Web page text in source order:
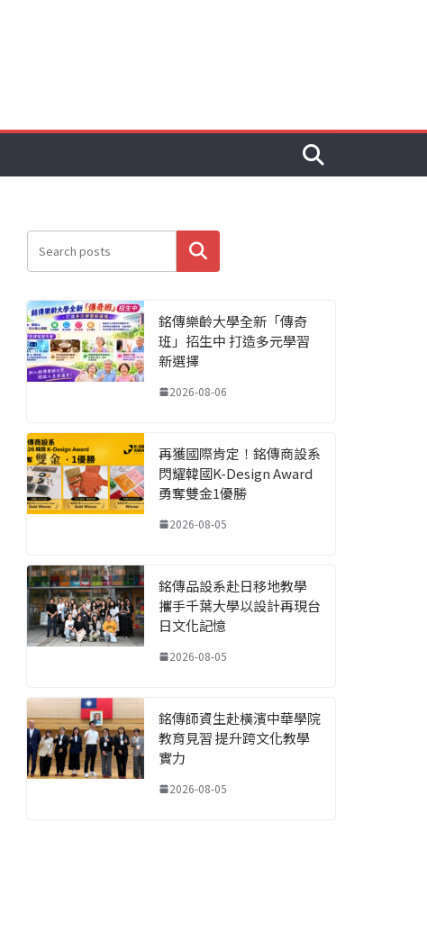
搜尋
銘傳樂齡大學全新「傳奇
班」招生中 打造多元學習
新選擇
2026-08-06
再獲國際肯定！銘傳商設系
閃耀韓國K-Design Award
勇奪雙金1優勝
2026-08-05
銘傳品設系赴日移地教學
攜手千葉大學以設計再現台
日文化記憶
2026-08-05
銘傳師資生赴橫濱中華學院
教育見習 提升跨文化教學
實力
2026-08-05